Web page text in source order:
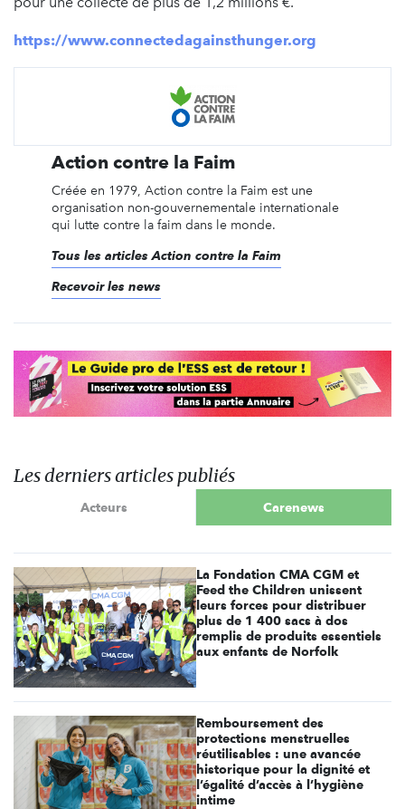
https://www.connectedagainsthunger.org
Action contre la Faim
Créée en 1979, Action contre la Faim est une
organisation non-gouvernementale internationale
qui lutte contre la faim dans le monde.
Tous les articles Action contre la Faim
Recevoir les news
Les derniers articles publiés
Acteurs Carenews
La Fondation CMA CGM et
Feed the Children unissent
leurs forces pour distribuer
plus de 1 400 sacs à dos
remplis de produits essentiels
aux enfants de Norfolk
Remboursement des
protections menstruelles
réutilisables : une avancée
historique pour la dignité et
l’égalité d’accès à l’hygiène
intime